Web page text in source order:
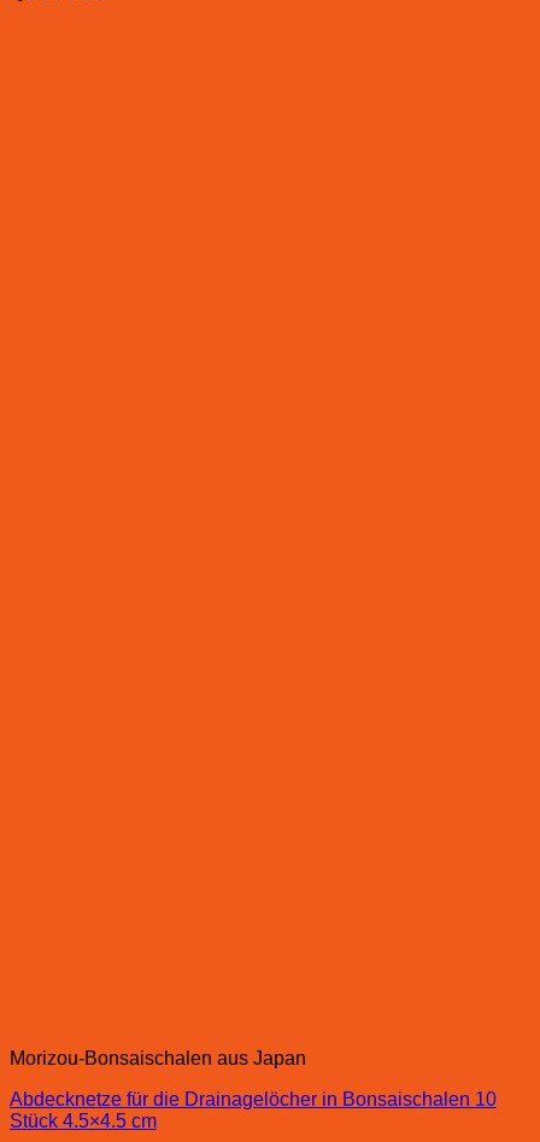
Morizou-Bonsaischalen aus Japan
Abdecknetze für die Drainagelöcher in Bonsaischalen 10
Stück 4.5×4.5 cm